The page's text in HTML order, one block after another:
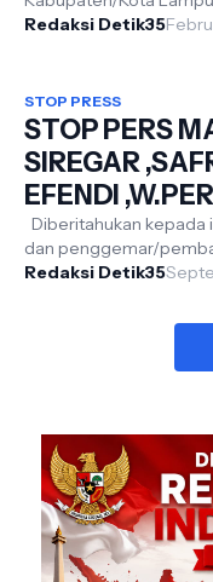
TNI dan Polri Dari Hasil ...
Redaksi Detik35
STOP PRESS
STOP PERS
SIREGAR
EFENDI
Diberitahukan kepada
dan penggemar/
Provinsi SUMATERA
Redaksi Detik35